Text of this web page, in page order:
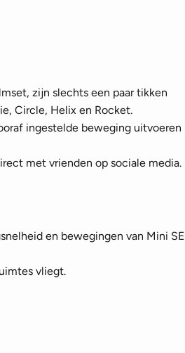
zijn slechts een paar tikken
Circle, Helix en Rocket.
ingestelde beweging uitvoeren
met vrienden op sociale media.
en bewegingen van Mini SE
vliegt.